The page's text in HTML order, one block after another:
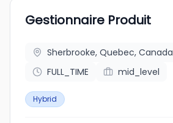
Gestionnaire Produit
Sherbrooke, Quebec, Canada
FULL_TIME
mid_level
Hybrid